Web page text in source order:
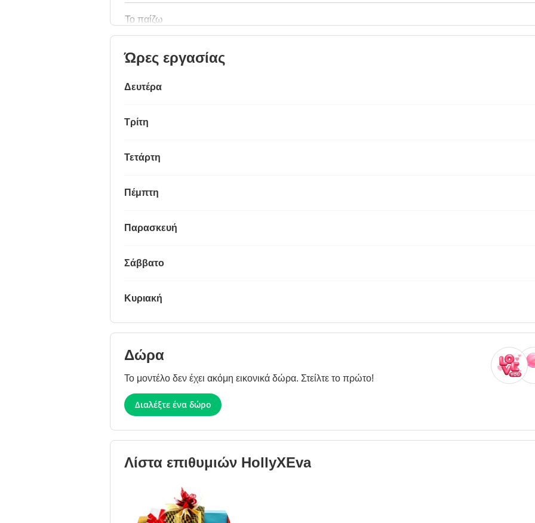
Το παίζω
Ώρες εργασίας
Δευτέρα
Τρίτη
Τετάρτη
Πέμπτη
Παρασκευή
Σάββατο
Κυριακή
Δώρα
Το μοντέλο δεν έχει ακόμη εικονικά δώρα. Στείλτε το πρώτο!
Διαλέξτε ένα δώρο
Λίστα επιθυμιών HollyXEva